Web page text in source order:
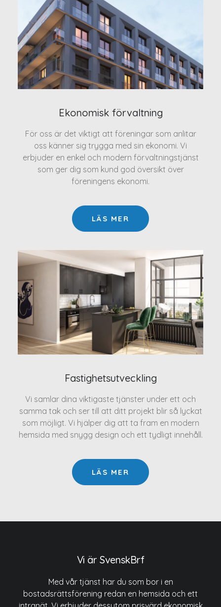
Ekonomisk förvaltning
För oss är det viktigt att föreningar som anlitar
oss känner sig trygga med sin ekonomi. Vi
erbjuder en enkel och modern förvaltningstjänst
som ger dig som kund god översikt över
föreningens ekonomi.
LÄS MER
Fastighetsutveckling
Vi samlar dina viktigaste tjänster under ett och
samma tak och ser till att ditt projekt blir så lyckat
som möjligt. Vi hjälper dig att ta fram en modern
hemsida med snygg design och ett tydligt innehåll.
LÄS MER
Vi är SvenskBrf
Med vår tjänst har du som bor i en
bostadsrättsförening redan en hemsida och ett